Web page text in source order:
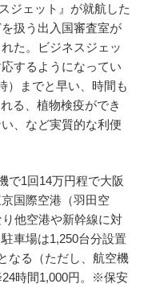
ジェット』が就航した
扱う出入国審査室が
た。ビジネスジェッ
するようになってい
）までと早い、時間も
る、植物検疫ができ
、など実質的な利便
で1回14万円程で大阪
国際空港（羽田空
他空港や新幹線に対
車場は1,250台分設置
なる（ただし、航空機
時間1,000円。※保安